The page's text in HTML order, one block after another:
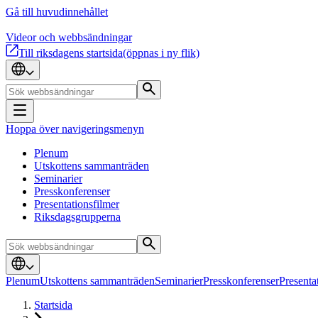
Gå till huvudinnehållet
Videor och webbsändningar
Till riksdagens startsida(öppnas i ny flik)
Hoppa över navigeringsmenyn
Plenum
Utskottens sammanträden
Seminarier
Presskonferenser
Presentationsfilmer
Riksdagsgrupperna
PlenumUtskottens sammanträdenSeminarierPresskonferenser
Startsida